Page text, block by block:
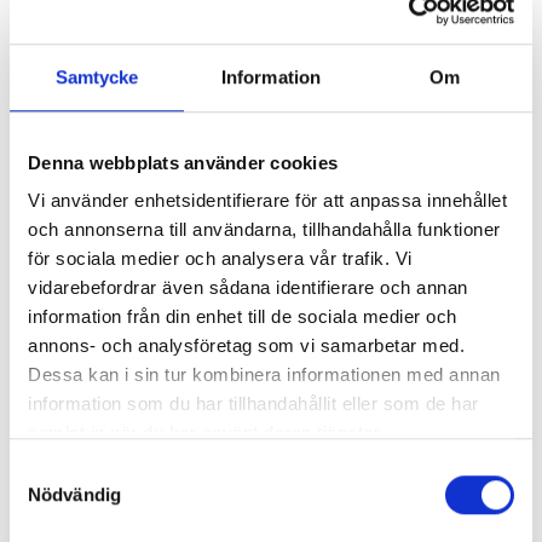
Samtycke Information Om
Denna webbplats använder cookies
Vi använder enhetsidentifierare för att anpassa innehållet
och annonserna till användarna, tillhandahålla funktioner
för sociala medier och analysera vår trafik. Vi
vidarebefordrar även sådana identifierare och annan
information från din enhet till de sociala medier och
annons- och analysföretag som vi samarbetar med.
Dessa kan i sin tur kombinera informationen med annan
information som du har tillhandahållit eller som de har
Nödvändig
Data & analys
Vi arbetar med all typ av data – kunddata,
beteendedata, försäljningsdata och externa datakällor –
kundanalys och prediktiv analys kan vi styra försäljningen
och optimera insatser för att öka kundlivscykeln.
Martech verktyg
Vi samarbetar med världens ledande leverantörer av
markandsföringsteknologier för at hjälpa våra kunder
bred tekniska kompetens att rekommendera rätt